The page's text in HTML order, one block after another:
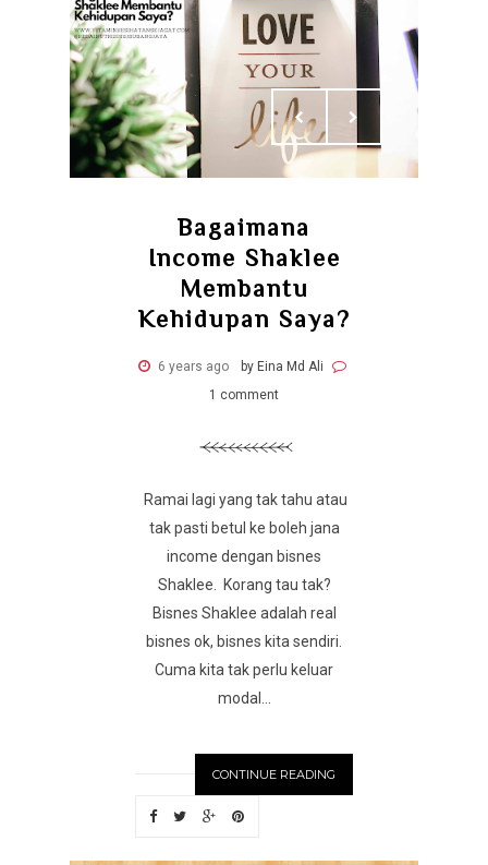
Bagaimana
Income Shaklee
Membantu
Kehidupan Saya?
6 years ago
by Eina Md Ali
1 comment
Ramai lagi yang tak tahu atau
tak pasti betul ke boleh jana
income dengan bisnes
Shaklee. Korang tau tak?
Bisnes Shaklee adalah real
bisnes ok, bisnes kita sendiri.
Cuma kita tak perlu keluar
modal...
CONTINUE READING